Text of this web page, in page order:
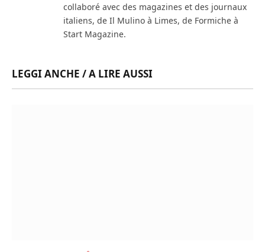
collaboré avec des magazines et des journaux
italiens, de Il Mulino à Limes, de Formiche à
Start Magazine.
LEGGI ANCHE / A LIRE AUSSI